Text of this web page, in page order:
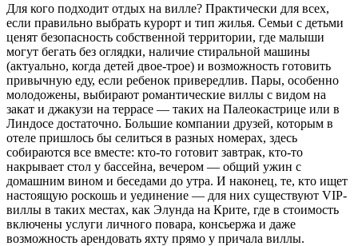
Для кого подходит отдых на вилле? Практически для всех,
если правильно выбрать курорт и тип жилья. Семьи с детьми
ценят безопасность собственной территории, где малыши
могут бегать без оглядки, наличие стиральной машины
(актуально, когда детей двое-трое) и возможность готовить
привычную еду, если ребенок привередлив. Пары, особенно
молодожены, выбирают романтические виллы с видом на
закат и джакузи на террасе — таких на Палеокастрице или в
Линдосе достаточно. Большие компании друзей, которым в
отеле пришлось бы селиться в разных номерах, здесь
собираются все вместе: кто-то готовит завтрак, кто-то
накрывает стол у бассейна, вечером — общий ужин с
домашним вином и беседами до утра. И наконец, те, кто ищет
настоящую роскошь и уединение — для них существуют VIP-
виллы в таких местах, как Элунда на Крите, где в стоимость
включены услуги личного повара, консьержа и даже
возможность арендовать яхту прямо у причала виллы.